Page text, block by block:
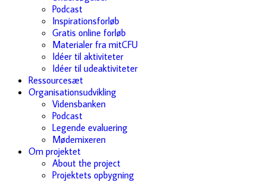
Podcast
Inspirationsforløb
Gratis online forløb
Materialer fra mitCFU
Idéer til aktiviteter
Idéer til udeaktiviteter
Ressourcesæt
Organisationsudvikling
Vidensbanken
Podcast
Legende evaluering
Mødemixeren
Om projektet
About the project
Projektets opbygning